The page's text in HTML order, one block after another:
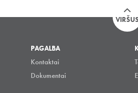
VIRŠUS
PAGALBA
Kontaktai
Dokumentai